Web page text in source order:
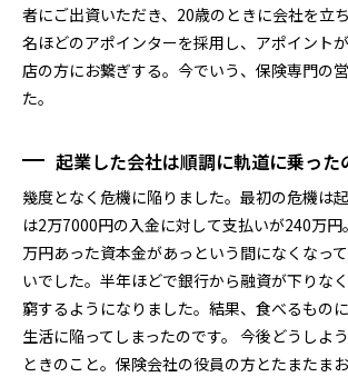
者にご出資いただき、20歳のときに会社を立
名ほどのアポインターを採用し、アポイント
店の方にお繋ぎする。今でいう、保険専門の
た。
起業した会社は順調に軌道に乗った
幾度となく危機に陥りました。最初の危機は
は2万7000円の入金に対して支払いが240万
万円あった資本金があっという間になくなっ
いでした。半年ほどで銀行から融資が下りな
窮するようになりました。結果、食べるもの
生活に陥ってしまったのです。 今後どうしよ
ときのこと。保険会社の役員の方とたまたま